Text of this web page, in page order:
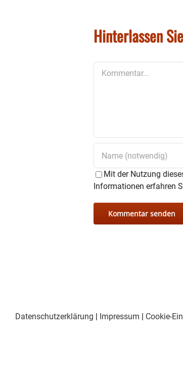
Hinterlassen
Mit der Nutzung
Informationen erfahren
Datenschutzerklärung | Impressum | Cookie-